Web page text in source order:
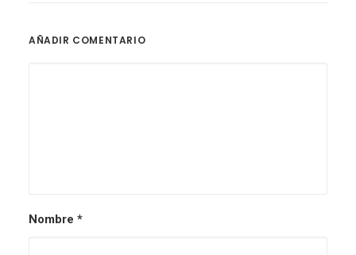
AÑADIR COMENTARIO
Nombre *